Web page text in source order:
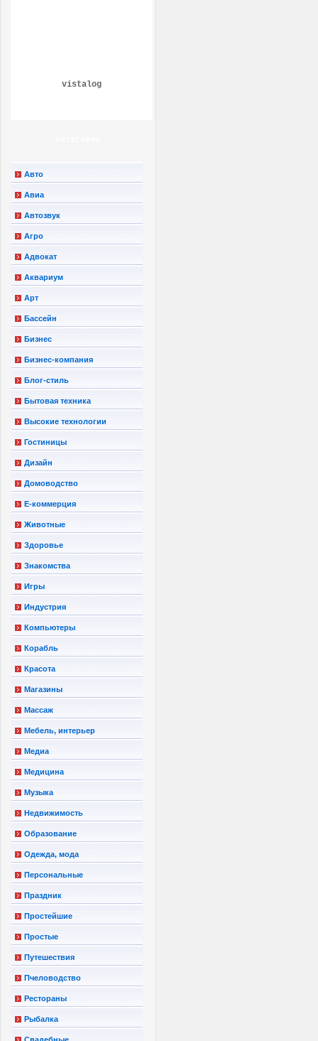
vistalog
Авто
Авиа
Автозвук
Агро
Адвокат
Аквариум
Арт
Бассейн
Бизнес
Бизнес-компания
Блог-стиль
Бытовая техника
Высокие технологии
Гостиницы
Дизайн
Домоводство
Е-коммерция
Животные
Здоровье
Знакомства
Игры
Индустрия
Компьютеры
Корабль
Красота
Магазины
Массаж
Мебель, интерьер
Медиа
Медицина
Музыка
Недвижимость
Образование
Одежда, мода
Персональные
Праздник
Простейшие
Простые
Путешествия
Пчеловодство
Рестораны
Рыбалка